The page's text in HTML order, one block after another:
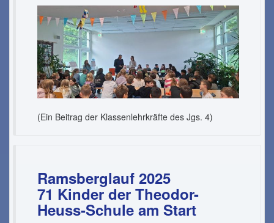
(Ein Beitrag der Klassenlehrkräfte des Jgs. 4)
Ramsberglauf 2025
71 Kinder der Theodor-
Heuss-Schule am Start